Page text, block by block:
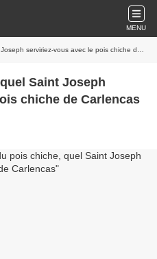
MENU
serviriez-vous avec le pois chiche de Carlencas
Saint Joseph
chiche de Carlencas